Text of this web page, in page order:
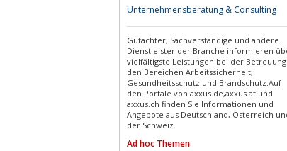
Unternehmensberatung & Consulting
Gutachter, Sachverständige und andere
Dienstleister der Branche informieren
vielfältigste Leistungen bei der
den Bereichen Arbeitssicherheit,
Gesundheitsschutz und Brandschutz.Auf
den Portale von axxus.de,axxus.at und
axxus.ch finden Sie Informationen und
Angebote aus Deutschland, Österreich
der Schweiz.
Ad hoc Themen